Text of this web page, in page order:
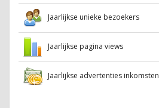
Jaarlijkse unieke bezoekers
Jaarlijkse pagina views
Jaarlijkse advertenties inkomsten